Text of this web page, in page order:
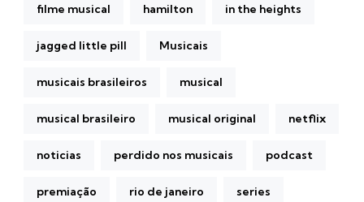
filme musical hamilton in the heights
jagged little pill Musicais
musicais brasileiros musical
musical brasileiro musical original netflix
noticias perdido nos musicais podcast
premiação rio de janeiro series